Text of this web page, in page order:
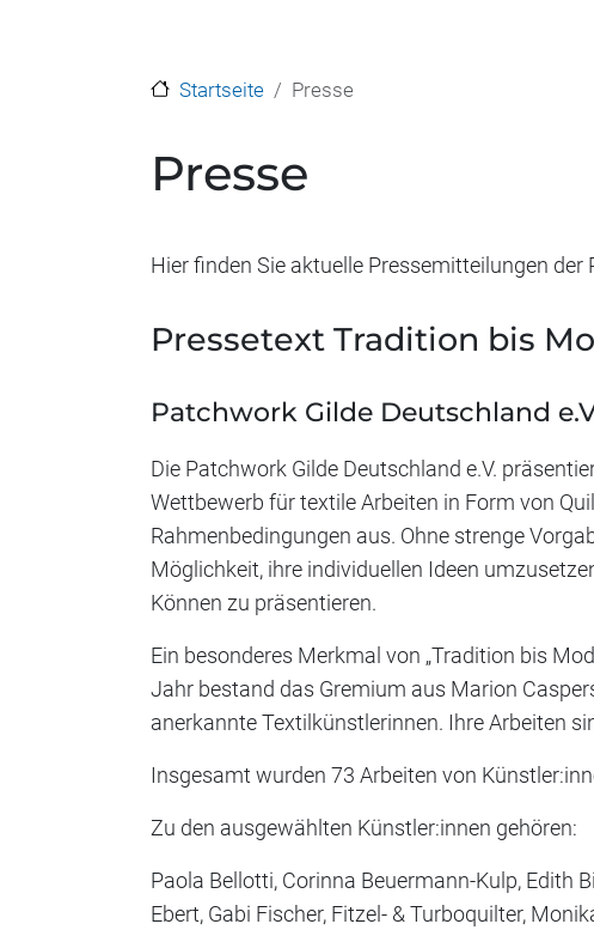
Startseite Presse
Presse
Hier finden Sie aktuelle Pressemitteilungen der
Pressetext Tradition bis
Patchwork Gilde Deutschland
Die Patchwork Gilde Deutschland e.V.
Wettbewerb für textile Arbeiten in Form von
Rahmenbedingungen aus. Ohne strenge
Möglichkeit, ihre individuellen Ideen
Können zu präsentieren.
Ein besonderes Merkmal von „Tradition bis
Jahr bestand das Gremium aus Marion
anerkannte Textilkünstlerinnen. Ihre Arbeiten
Insgesamt wurden 73 Arbeiten von
Zu den ausgewählten Künstler:innen gehören:
Paola Bellotti, Corinna Beuermann-Kulp, Edith
Ebert, Gabi Fischer, Fitzel- & Turboquilter,